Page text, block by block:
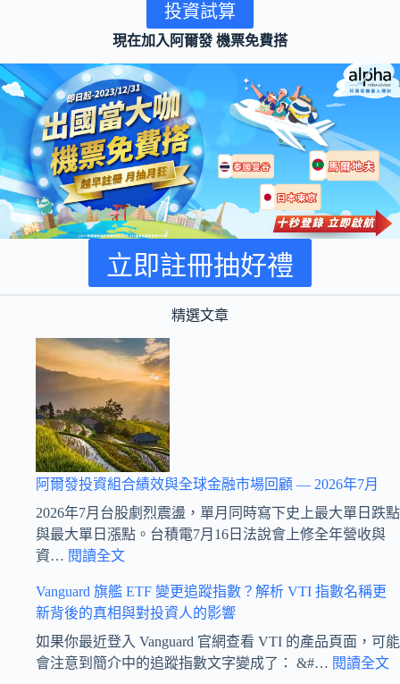
投資試算
現在加入阿爾發 機票免費搭
立即註冊抽好禮
精選文章
阿爾發投資組合績效與全球金融市場回顧 — 2026年7月
2026年7月台股劇烈震盪，單月同時寫下史上最大單日跌點
與最大單日漲點。台積電7月16日法說會上修全年營收與
資… 閱讀全文:
爾
發
投
資
Vanguard 旗艦 ETF 變更追蹤指數？解析 VTI 指數名稱更
新背後的真相與對投資人的影響
如果你最近登入 Vanguard 官網查看 VTI 的產品頁面，可能
會注意到簡介中的追蹤指數文字變成了： &#… 閱讀全文: